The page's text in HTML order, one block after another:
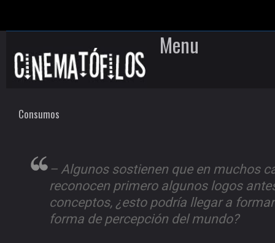
Menu
Consumos
– Algunos sostienen que en muchos
reconocen primero algunos logos
conceptos, ¿esto podría llegar a
forma de percepción del mundo?